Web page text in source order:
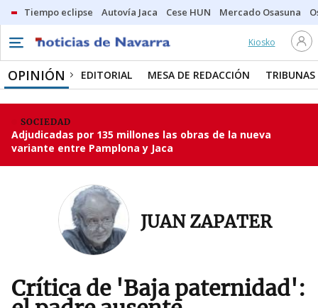
Tiempo eclipse Autovía Jaca Cese HUN Mercado Osasuna
Kiosko
OPINIÓN EDITORIAL MESA DE REDACCIÓN TRIBUNAS
SOCIEDAD
Adjudicadas por 135 millones las obras de la nueva
variante entre Pamplona y Jaca
JUAN ZAPATER
Crítica de 'Baja paternidad':